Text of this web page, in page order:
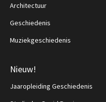
Architectuur
Geschiedenis
Muziekgeschiedenis
Nieuw!
Jaaropleiding Geschiedenis